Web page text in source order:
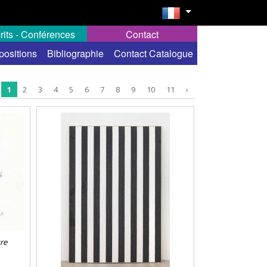
Bibliographie Contact Catalogue
- Conférences Contact
1 2 3 4 5 6 7 8 9 10 11 ›